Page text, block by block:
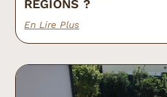
RÉGIONS ?
En Lire Plus